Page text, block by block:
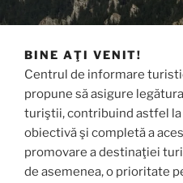
BINE AŢI VENIT!
Centrul de informare
propune să asigure
turiştii, contribuind astfel
obiectivă şi completă a
promovare a destinaţiei
de asemenea, o prioritate